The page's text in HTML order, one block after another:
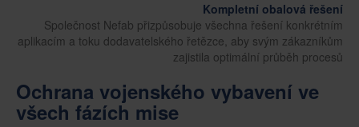
Kompletní obalová řešení
Společnost Nefab přizpůsobuje všechna řešení konkrétním
aplikacím a toku dodavatelského řetězce, aby svým zákazníkům
zajistila optimální průběh procesů
Ochrana vojenského vybavení ve
všech fázích mise